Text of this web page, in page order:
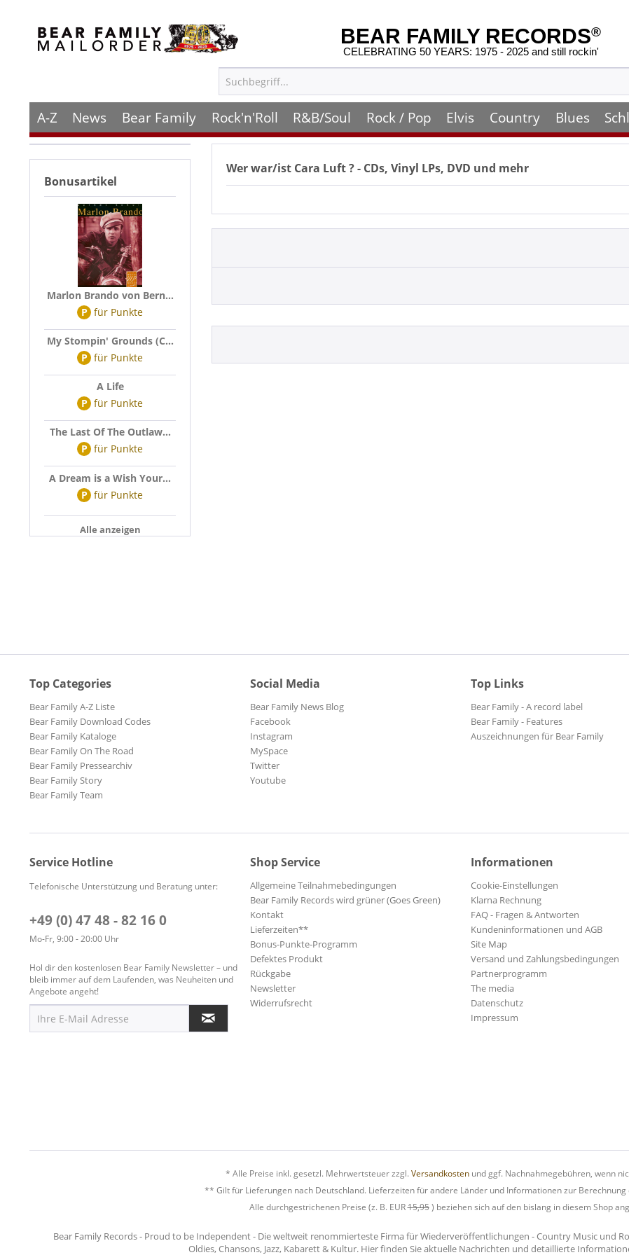
BEAR FAMILY RECORDS®
CELEBRATING 50 YEARS: 1975 - 2025 and still rockin'
A-Z News Bear Family Rock'n'Roll R&B/Soul Rock / Pop Elvis Country Blues
Bonusartikel
Marlon Brando von Bern...
P für Punkte
My Stompin' Grounds (C...
P für Punkte
A Life
P für Punkte
The Last Of The Outlaw...
P für Punkte
A Dream is a Wish Your...
P für Punkte
Alle anzeigen
Wer war/ist Cara Luft? - CDs, Vinyl LPs, DVD und mehr
Top Categories
Bear Family A-Z Liste
Bear Family Download Codes
Bear Family Kataloge
Bear Family On The Road
Bear Family Pressearchiv
Bear Family Story
Bear Family Team
Social Media
Bear Family News Blog
Facebook
Instagram
MySpace
Twitter
Youtube
Top Links
Bear Family - A record label
Bear Family - Features
Auszeichnungen für Bear Family
Service Hotline
Telefonische Unterstützung und Beratung unter:
+49 (0) 47 48 - 82 16 0
Mo-Fr, 9:00 - 20:00 Uhr
Hol dir den kostenlosen Bear Family Newsletter – und
bleib immer auf dem Laufenden, was Neuheiten und
Angebote angeht!
Shop Service
Allgemeine Teilnahmebedingungen
Bear Family Records wird grüner (Goes Green)
Kontakt
Lieferzeiten**
Bonus-Punkte-Programm
Defektes Produkt
Rückgabe
Newsletter
Widerrufsrecht
Informationen
Cookie-Einstellungen
Klarna Rechnung
FAQ - Fragen & Antworten
Kundeninformationen und AGB
Site Map
Versand und Zahlungsbedingungen
Partnerprogramm
The media
Datenschutz
Impressum
* Alle Preise inkl. gesetzl. Mehrwertsteuer zzgl. Versandkostenund ggf. Nachnahmegebühren, wenn
** Gilt für Lieferungen nach Deutschland. Lieferzeiten für andere Länder und Informationen zur
Alle durchgestrichenen Preise (z. B. EUR15,95) beziehen sich auf den bislang in diesem Shop
Bear Family Records - Proud to be Independent - Die weltweit renommierteste Firma für Wiederveröffentlichungen - Country Music und
Oldies, Chansons, Jazz, Kabarett & Kultur. Hier finden Sie aktuelle Nachrichten und detaillierte